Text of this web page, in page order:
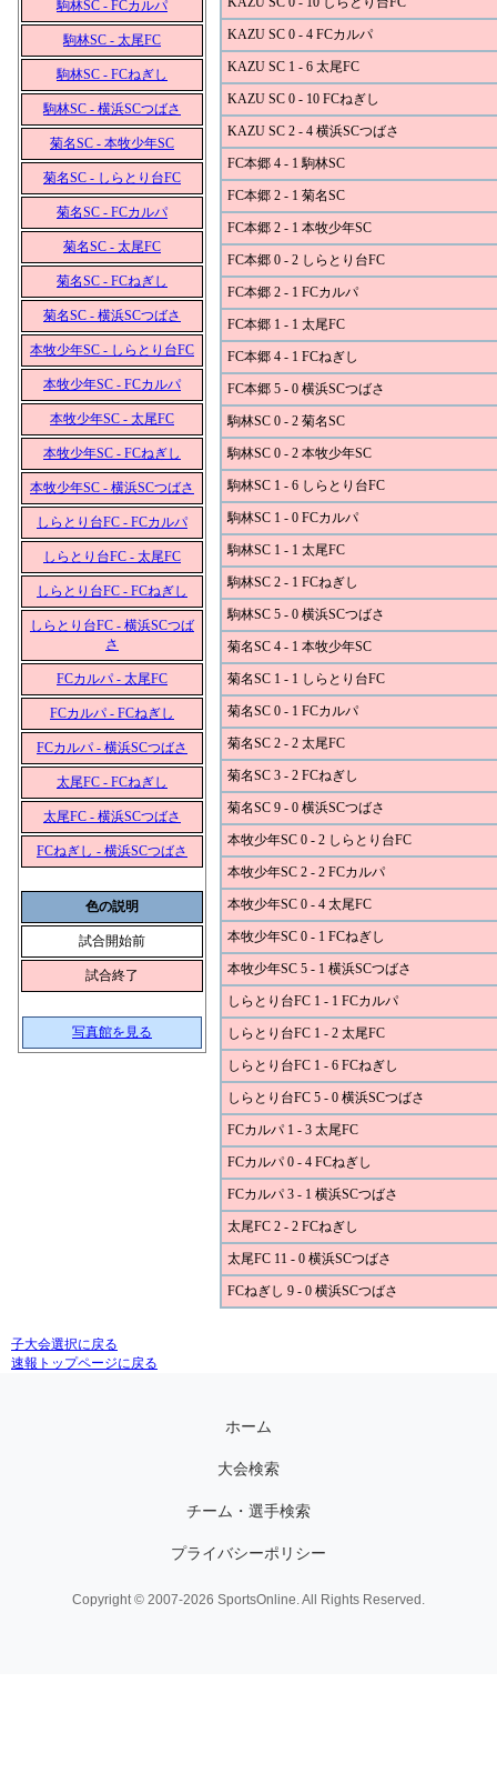
駒林SC - FCカルパ
駒林SC - 太尾FC
駒林SC - FCねぎし
駒林SC - 横浜SCつばさ
菊名SC - 本牧少年SC
菊名SC - しらとり台FC
菊名SC - FCカルパ
菊名SC - 太尾FC
菊名SC - FCねぎし
菊名SC - 横浜SCつばさ
本牧少年SC - しらとり台FC
本牧少年SC - FCカルパ
本牧少年SC - 太尾FC
本牧少年SC - FCねぎし
本牧少年SC - 横浜SCつばさ
しらとり台FC - FCカルパ
しらとり台FC - 太尾FC
しらとり台FC - FCねぎし
しらとり台FC - 横浜SCつば
さ
FCカルパ - 太尾FC
FCカルパ - FCねぎし
FCカルパ - 横浜SCつばさ
太尾FC - FCねぎし
太尾FC - 横浜SCつばさ
FCねぎし - 横浜SCつばさ
色の説明
試合開始前
試合終了
写真館を見る
KAZU SC 0 - 4 FCカルパ
KAZU SC 1 - 6 太尾FC
KAZU SC 0 - 10 FCねぎし
KAZU SC 2 - 4 横浜SCつばさ
FC本郷 4 - 1 駒林SC
FC本郷 2 - 1 菊名SC
FC本郷 2 - 1 本牧少年SC
FC本郷 0 - 2 しらとり台FC
FC本郷 2 - 1 FCカルパ
FC本郷 1 - 1 太尾FC
FC本郷 4 - 1 FCねぎし
FC本郷 5 - 0 横浜SCつばさ
駒林SC 0 - 2 菊名SC
駒林SC 0 - 2 本牧少年SC
駒林SC 1 - 6 しらとり台FC
駒林SC 1 - 0 FCカルパ
駒林SC 1 - 1 太尾FC
駒林SC 2 - 1 FCねぎし
駒林SC 5 - 0 横浜SCつばさ
菊名SC 4 - 1 本牧少年SC
菊名SC 1 - 1 しらとり台FC
菊名SC 0 - 1 FCカルパ
菊名SC 2 - 2 太尾FC
菊名SC 3 - 2 FCねぎし
菊名SC 9 - 0 横浜SCつばさ
本牧少年SC 0 - 2 しらとり台FC
本牧少年SC 2 - 2 FCカルパ
本牧少年SC 0 - 4 太尾FC
本牧少年SC 0 - 1 FCねぎし
本牧少年SC 5 - 1 横浜SCつばさ
しらとり台FC 1 - 1 FCカルパ
しらとり台FC 1 - 2 太尾FC
しらとり台FC 1 - 6 FCねぎし
しらとり台FC 5 - 0 横浜SCつばさ
FCカルパ 1 - 3 太尾FC
FCカルパ 0 - 4 FCねぎし
FCカルパ 3 - 1 横浜SCつばさ
太尾FC 2 - 2 FCねぎし
太尾FC 11 - 0 横浜SCつばさ
FCねぎし 9 - 0 横浜SCつばさ
子大会選択に戻る
速報トップページに戻る
ホーム
大会検索
チーム・選手検索
プライバシーポリシー
Copyright © 2007-2026 SportsOnline. All Rights Reserved.